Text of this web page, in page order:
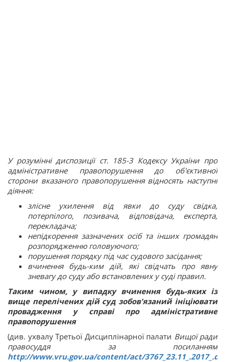
У розумінні диспозиції ст. 185-3 Кодексу України про
адміністративне правопорушення до об'єктивної
сторони вказаного правопорушення відносять наступні
діяння:
злісне ухилення від явки до суду свідка,
потерпілого, позивача, відповідача, експерта,
перекладача;
непідкорення зазначених осіб та інших громадян
розпорядженню головуючого;
порушення порядку під час судового засідання;
вчинення будь-ким дій, які свідчать про явну
зневагу до суду або встановлених у суді правил.
Таким чином, у випадку вчинення будь-яких із
вище перелічених дій суд зобов'язаний ініціювати
провадження у справі про адміністративне
правопорушення
(див. ухвалу Третьої Дисциплінарної палати Вищої ради
правосуддя за посиланням
http://www.vru.gov.ua/content/act/